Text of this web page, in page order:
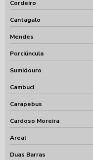
Cordeiro
Cantagalo
Mendes
Porciúncula
Sumidouro
Cambuci
Carapebus
Cardoso Moreira
Areal
Duas Barras